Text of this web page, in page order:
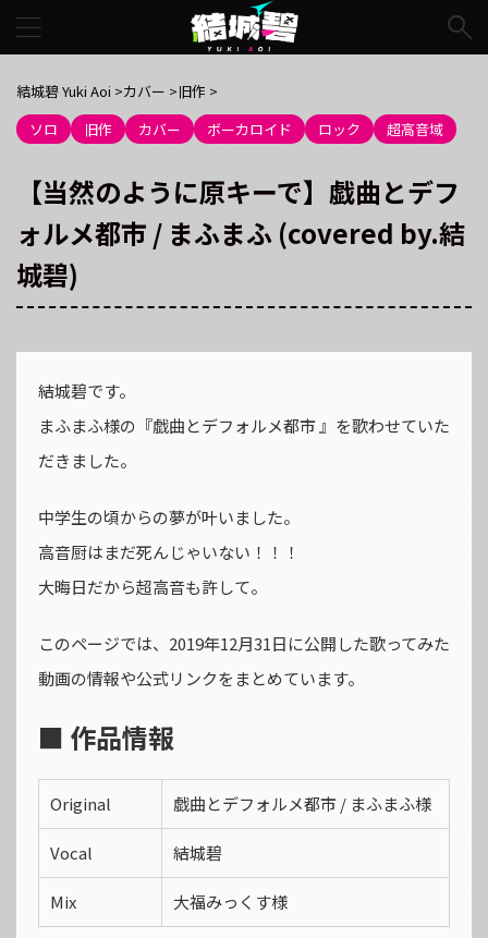
結城碧 Yuki Aoi >カバー >旧作 >
ソロ
旧作 カバー ボーカロイド ロック 超高音域
【当然のように原キーで】戯曲とデフ
ォルメ都市 / まふまふ (covered by.結
城碧)
結城碧です。
まふまふ様の『戯曲とデフォルメ都市 』を歌わせていた
だきました。
中学生の頃からの夢が叶いました。
高音厨はまだ死んじゃいない！！！
大晦日だから超高音も許して。
このページでは、2019年12月31日に公開した歌ってみた
動画の情報や公式リンクをまとめています。
■ 作品情報
Original 戯曲とデフォルメ都市 / まふまふ様
Vocal 結城碧
Mix 大福みっくす様